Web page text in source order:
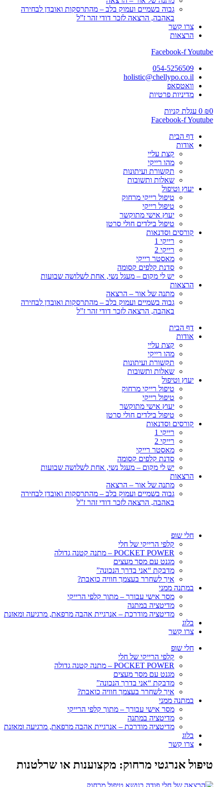
גבוה בשמיים ועמוק בלב – מהתרסקות ואובדן לבחירה
באהבה, הרצאה לזכר דודי זהר ז”ל
צרו קשר
הרצאות
Facebook-fYoutube
054-5256509
holistic@chellypo.co.il
וואטסאפ
מדיניות פרטיות
₪0
0 עגלת קניות
Facebook-fYoutube
דף הבית
אודות
קצת עליי
מהו רייקי
תקשורת ועיתונות
שאלות ותשובות
יעוץ וטיפול
טיפול רייקי מרחוק
טיפול רייקי
יעוץ אישי מתוקשר
טיפול בילדים חולי סרטן
קורסים וסדנאות
רייקי 1
רייקי 2
מאסטר רייקי
סדנת קלפים קסומה
יש לי מקום – מעגל נשי, אחת לשלושה שבועות
הרצאות
מתנה של אור – הרצאה
גבוה בשמיים ועמוק בלב – מהתרסקות ואובדן לבחירה
באהבה, הרצאה לזכר דודי זהר ז”ל
דף הבית
אודות
קצת עליי
מהו רייקי
תקשורת ועיתונות
שאלות ותשובות
יעוץ וטיפול
טיפול רייקי מרחוק
טיפול רייקי
יעוץ אישי מתוקשר
טיפול בילדים חולי סרטן
קורסים וסדנאות
רייקי 1
רייקי 2
מאסטר רייקי
סדנת קלפים קסומה
יש לי מקום – מעגל נשי, אחת לשלושה שבועות
הרצאות
מתנה של אור – הרצאה
גבוה בשמיים ועמוק בלב – מהתרסקות ואובדן לבחירה
באהבה, הרצאה לזכר דודי זהר ז”ל
חלי שופ
קלפי הרייקי של חלי
POCKET POWER – מתנה קטנה גדולה
מגנט עם מסר מעצים
מדבקת “אני בדרך הנכונה”
איך לשחרר בעצמך חוויה כואבת?
במתנה ממני
מסר אישי עבורך – מתוך קלפי הרייקי
מדיטציה במתנה
מדיטציה מודרכת – אנרגיית אהבה מרפאת, מרגיעה ומאזנת
בלוג
צרו קשר
חלי שופ
קלפי הרייקי של חלי
POCKET POWER – מתנה קטנה גדולה
מגנט עם מסר מעצים
מדבקת “אני בדרך הנכונה”
איך לשחרר בעצמך חוויה כואבת?
במתנה ממני
מסר אישי עבורך – מתוך קלפי הרייקי
מדיטציה במתנה
מדיטציה מודרכת – אנרגיית אהבה מרפאת, מרגיעה ומאזנת
בלוג
צרו קשר
טיפול אנרגטי מרחוק: מקצוענות או שרלטנות